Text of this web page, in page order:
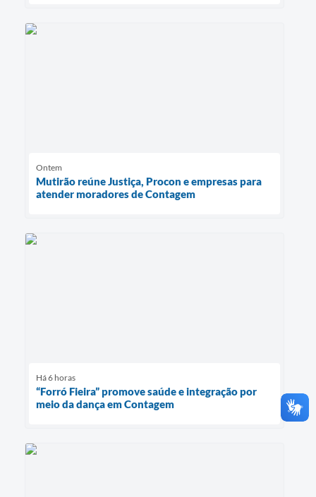
Ontem
Mutirão reúne Justiça, Procon e empresas para
atender moradores de Contagem
Há 6 horas
“Forró Fieira” promove saúde e integração por
meio da dança em Contagem